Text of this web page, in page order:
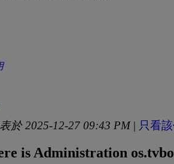
於 2025-12-27 09:43 PM| 只看
is Administration